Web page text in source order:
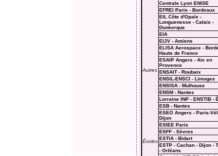
Autres
Écoles
Centrale Lyon ENISE
EFREI Paris - Bordeaux
EIL Côte d'Opale -
Longuenesse - Calais -
Dunkerque
EIA
EIJV - Amiens
ELISA Aerospace -
Hauts de France
ESAIP Angers - Aix en
Provence
ENSAIT - Roubaix
ENSIL-ENSCI - Limoges
ENSISA - Mulhouse
ENSM - Nantes
Lorraine INP - ENSTIB -
ESB - Nantes
ESEO Angers - Paris-
Dijon
ESIEE Paris
ESFF - Sèvres
ESTIA - Bidart
ESTP -Cachan - Dijon -
- Orléans